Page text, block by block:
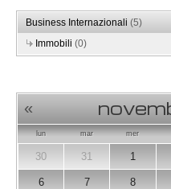
Business Internazionali (5)
Immobili (0)
«
lun mar mer
30 31 1
6 7 8